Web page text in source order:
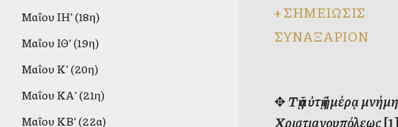
Μαΐου ΙΗ’ (18η)
Μαΐου ΙΘ’ (19η)
Μαΐου Κ’ (20η)
Μαΐου ΚΑ’ (21η)
Μαΐου ΚΒ’ (22α)
+ΣΗΜΕΙΩΣΙΣ
ΣΥΝΑΞΑΡΙΟΝ
✥Τῇ αὐτῇ ἡμέρᾳ
Χριστιανουπόλεως[1]